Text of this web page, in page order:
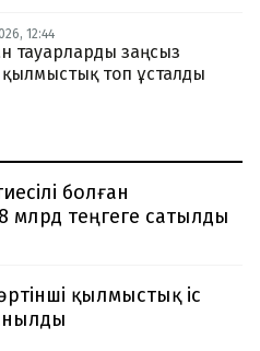
12:44
тауарларды заңсыз
топ ұсталды
болған
млрд теңгеге сатылды
қылмыстық іс